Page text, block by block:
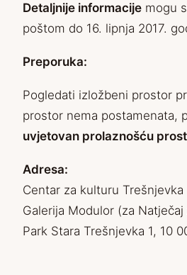
Detaljnije informacije mogu
poštom do 16. lipnja 2017.
Preporuka:
Pogledati izložbeni prostor
prostor nema postamenata,
uvjetovan prolaznošću
Adresa:
Centar za kulturu Trešnjevka
Galerija Modulor (za
Park Stara Trešnjevka 1, 10